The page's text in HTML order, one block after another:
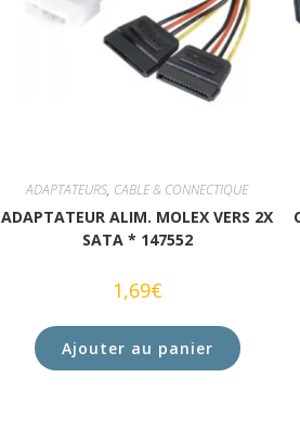
ADAPTATEURS, CABLE & CONNECTIQUE
ADAPTATEUR ALIM. MOLEX VERS 2X
SATA * 147552
1,69€
Ajouter au panier